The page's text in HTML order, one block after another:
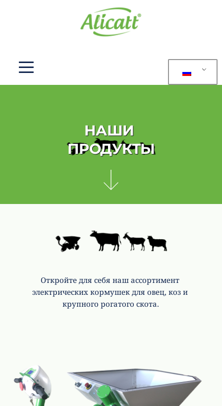
НАШИ
ПРОДУКТЫ
Откройте для себя наш ассортимент
электрических кормушек для овец, коз и
крупного рогатого скота.